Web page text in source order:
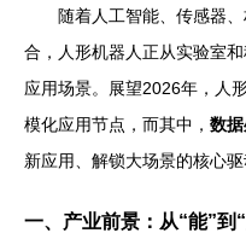
随着人工智能、传感器
合，人形机器人正从实验室
应用场景。展望2026年，人
模化应用节点，而其中， 数
新应用、解锁大场景的核心驱
一、产业前景：从“能”到